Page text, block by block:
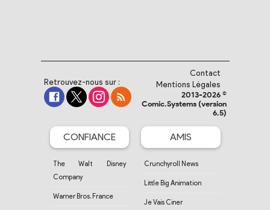
Retrouvez-nous sur :
Contact
Mentions Légales
2013-2026 ©
Comic.Systems (version
6.5)
CONFIANCE
The Walt Disney
Company
Warner Bros. France
AMIS
Crunchyroll News
Little Big Animation
Je Vais Ciner